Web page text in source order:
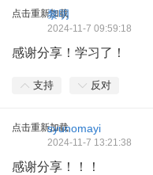
点击重新加载
黎明
2024-11-7 09:59:18
感谢分享！学习了！
支持 反对
点击重新加载syunomayi
2024-11-7 13:21:38
感谢分享！！！